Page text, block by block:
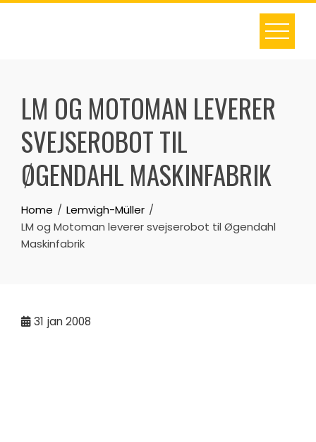
Skip
LM OG MOTOMAN LEVERER
SVEJSEROBOT TIL
ØGENDAHL MASKINFABRIK
Home
Lemvigh-Müller
LM og Motoman leverer svejserobot til Øgendahl
Maskinfabrik
31 jan 2008